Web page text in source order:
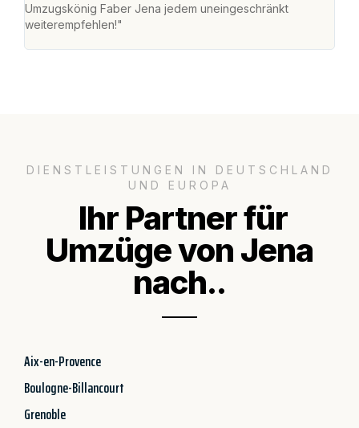
Umzugskönig Faber Jena jedem uneingeschränkt
weiterempfehlen!"
DIENSTLEISTUNGEN IN DEUTSCHLAND
UND EUROPA
Ihr Partner für
Umzüge von Jena
nach..
Aix-en-Provence
Boulogne-Billancourt
Grenoble